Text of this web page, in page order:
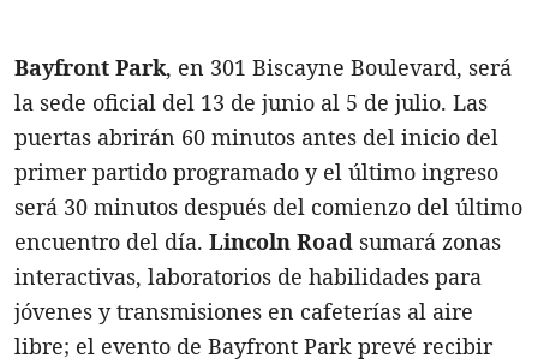
Bayfront Park, en 301 Biscayne Boulevard, será
la sede oficial del 13 de junio al 5 de julio. Las
puertas abrirán 60 minutos antes del inicio del
primer partido programado y el último ingreso
será 30 minutos después del comienzo del último
encuentro del día. Lincoln Road sumará zonas
interactivas, laboratorios de habilidades para
jóvenes y transmisiones en cafeterías al aire
libre; el evento de Bayfront Park prevé recibir